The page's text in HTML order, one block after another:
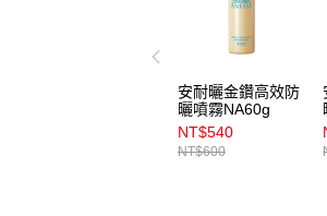
安耐曬金鑽高效防
曬噴霧NA60g
NT$540
NT$600